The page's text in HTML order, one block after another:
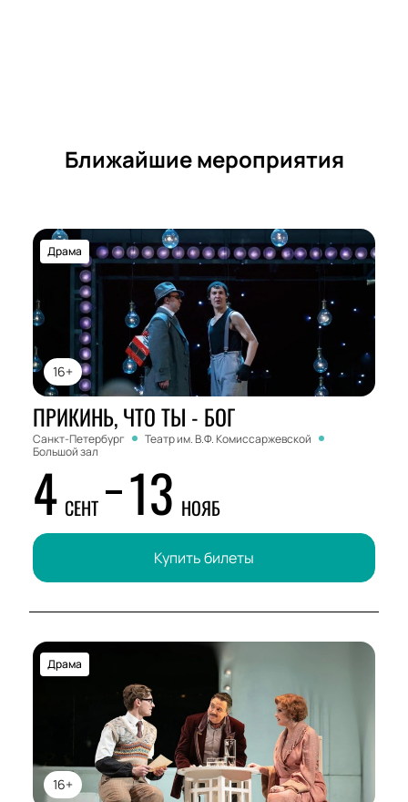
Ближайшие мероприятия
16+
Драма
ПРИКИНЬ, ЧТО ТЫ - БОГ
Санкт-Петербург
Театр им. В.Ф. Комиссаржевской
Большой зал
4 СЕНТ 13 НОЯБ
Купить билеты
16+
Драма